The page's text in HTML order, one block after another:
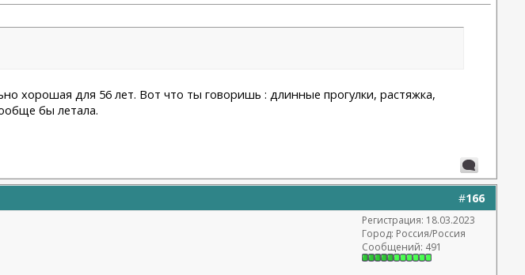
хорошая для 56 лет. Вот что ты говоришь : длинные прогулки, растяжка,
бы летала.
#166
Регистрация: 18.03.2023
Город: Россия/Россия
Сообщений: 491